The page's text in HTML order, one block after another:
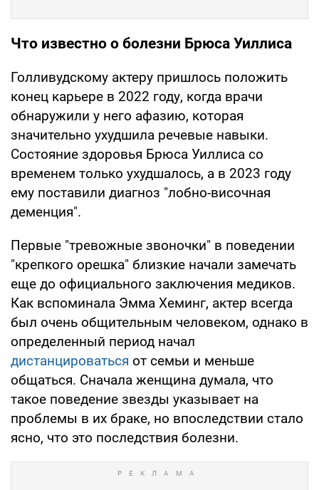
Что известно о болезни Брюса Уиллиса
Голливудскому актеру пришлось положить
конец карьере в 2022 году, когда врачи
обнаружили у него афазию, которая
значительно ухудшила речевые навыки.
Состояние здоровья Брюса Уиллиса со
временем только ухудшалось, а в 2023 году
ему поставили диагноз "лобно-височная
деменция".
Первые "тревожные звоночки" в поведении
"крепкого орешка" близкие начали замечать
еще до официального заключения медиков.
Как вспоминала Эмма Хеминг, актер всегда
был очень общительным человеком, однако в
определенный период начал
дистанцироваться от семьи и меньше
общаться. Сначала женщина думала, что
такое поведение звезды указывает на
проблемы в их браке, но впоследствии стало
ясно, что это последствия болезни.